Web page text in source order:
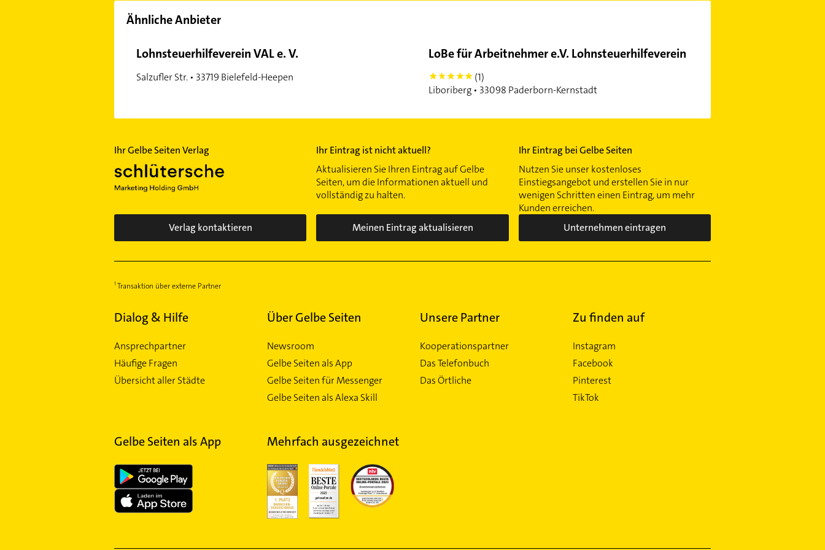
Ähnliche Anbieter
Lohnsteuerhilfeverein VAL e. V.
Salzufler Str. • 33719 Bielefeld-Heepen
LoBe für Arbeitnehmer e.V. Lohnsteuerhilfeverein
5
(1)
Liboriberg • 33098 Paderborn-Kernstadt
Ihr Gelbe Seiten Verlag
Verlag kontaktieren
Ihr Eintrag ist nicht aktuell?
Aktualisieren Sie Ihren Eintrag auf Gelbe
Seiten, um die Informationen aktuell und
vollständig zu halten.
Meinen Eintrag aktualisieren
Ihr Eintrag bei Gelbe Seiten
Nutzen Sie unser kostenloses
Einstiegsangebot und erstellen Sie in nur
wenigen Schritten einen Eintrag, um mehr
Kunden erreichen.
Unternehmen eintragen
Transaktion über externe Partner
Dialog & Hilfe
Ansprechpartner
Häufige Fragen
Übersicht aller Städte
Über Gelbe Seiten
Newsroom
Gelbe Seiten als App
Gelbe Seiten für Messenger
Gelbe Seiten als Alexa Skill
Unsere Partner
Kooperationspartner
Das Telefonbuch
Das Örtliche
Zu finden auf
Instagram
Facebook
Pinterest
TikTok
Gelbe Seiten als App Mehrfach ausgezeichnet